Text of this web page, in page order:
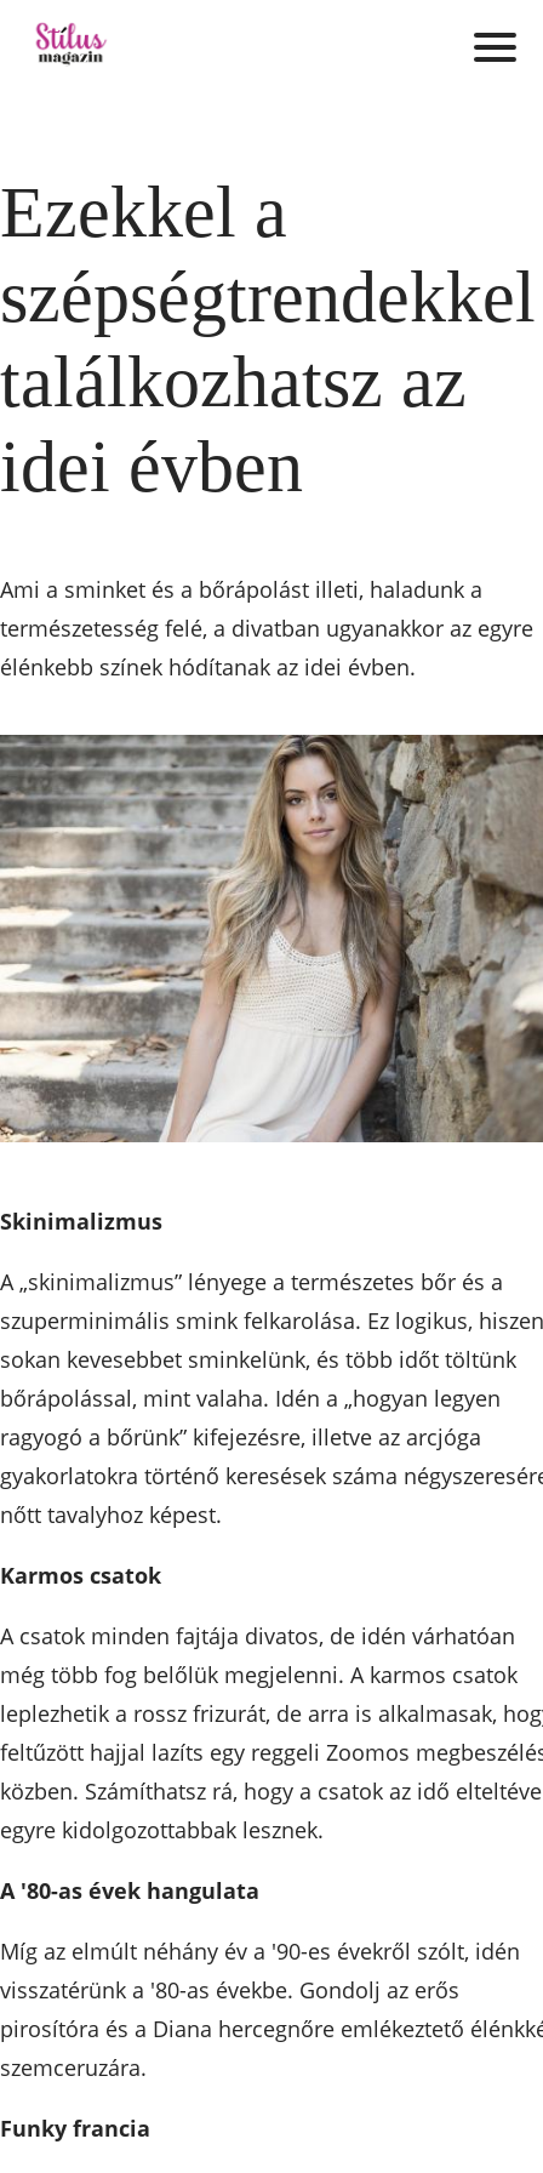
Ezekkel a
szépségtrendekkel
találkozhatsz az
idei évben
Ami a sminket és a bőrápolást illeti, haladunk a
természetesség felé, a divatban ugyanakkor az egyre
élénkebb színek hódítanak az idei évben.
Skinimalizmus
A „skinimalizmus” lényege a természetes bőr és a
szuperminimális smink felkarolása. Ez logikus, hiszen
sokan kevesebbet sminkelünk, és több időt töltünk
bőrápolással, mint valaha. Idén a „hogyan legyen
ragyogó a bőrünk” kifejezésre, illetve az arcjóga
gyakorlatokra történő keresések száma
nőtt tavalyhoz képest.
Karmos csatok
A csatok minden fajtája divatos, de idén várhatóan
még több fog belőlük megjelenni. A karmos csatok
leplezhetik a rossz frizurát, de arra is alkalmasak,
feltűzött hajjal lazíts egy reggeli Zoomos
közben. Számíthatsz rá, hogy a csatok az idő
egyre kidolgozottabbak lesznek.
A '80-as évek hangulata
Míg az elmúlt néhány év a '90-es évekről szólt, idén
visszatérünk a '80-as évekbe. Gondolj az erős
pirosítóra és a Diana hercegnőre emlékeztető
szemceruzára.
Funky francia